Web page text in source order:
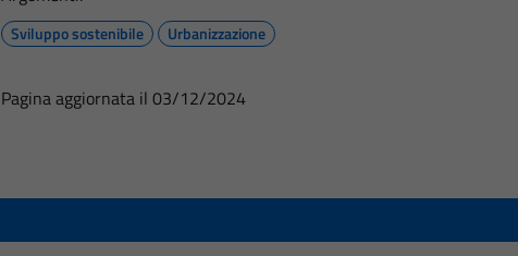
Sviluppo sostenibile Urbanizzazione
Pagina aggiornata il 03/12/2024